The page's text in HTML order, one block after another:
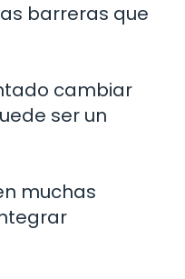
barreras que
cambiar
ser un
muchas